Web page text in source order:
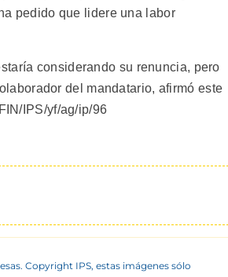
pedido que lidere una labor
considerando su renuncia, pero
del mandatario, afirmó este
IPS/yf/ag/ip/96
Copyright IPS, estas imágenes sólo